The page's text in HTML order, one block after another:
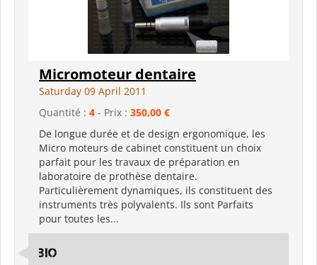
Micromoteur dentaire
Saturday 09 April 2011
Quantité : 4 - Prix : 350,00 €
De longue durée et de design ergonomique, les
Micro moteurs de cabinet constituent un choix
parfait pour les travaux de préparation en
laboratoire de prothèse dentaire.
Particulièrement dynamiques, ils constituent des
instruments très polyvalents. Ils sont Parfaits
pour toutes les...
bio